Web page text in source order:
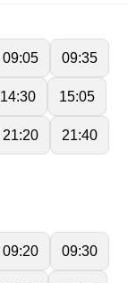
09:05 09:35
14:30 15:05
21:20 21:40
09:20 09:30